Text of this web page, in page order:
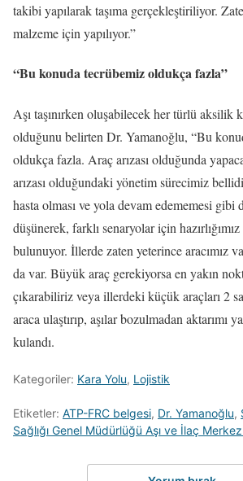
takibi yapılarak taşıma gerçekleştiriliyor.
malzeme için yapılıyor.”
“Bu konuda tecrübemiz oldukça fazla”
Aşı taşınırken oluşabilecek her türlü aksilik
olduğunu belirten Dr. Yamanoğlu, “Bu
oldukça fazla. Araç arızası olduğunda
arızası olduğundaki yönetim sürecimiz
hasta olması ve yola devam edememesi gibi
düşünerek, farklı senaryolar için
bulunuyor. İllerde zaten yeterince aracımız
da var. Büyük araç gerekiyorsa en yakın
çıkarabiliriz veya illerdeki küçük araçları 2
araca ulaştırıp, aşılar bozulmadan aktarımı
kulandı.
Kategoriler: Kara Yolu, Lojistik
Etiketler: ATP-FRC belgesi, Dr. Yamanoğlu,
Sağlığı Genel Müdürlüğü Aşı ve İlaç